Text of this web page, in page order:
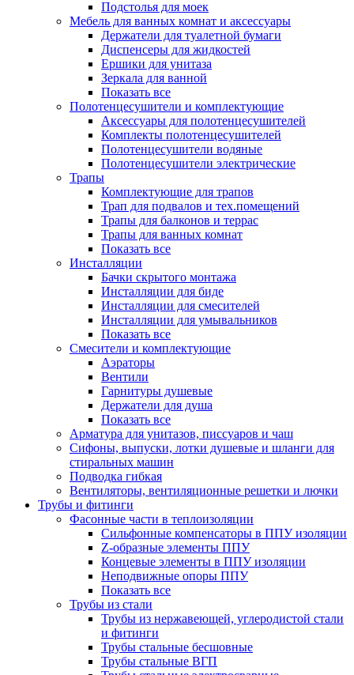
Подстолья для моек
Мебель для ванных комнат и аксессуары
Держатели для туалетной бумаги
Диспенсеры для жидкостей
Ершики для унитаза
Зеркала для ванной
Показать все
Полотенцесушители и комплектующие
Аксессуары для полотенцесушителей
Комплекты полотенцесушителей
Полотенцесушители водяные
Полотенцесушители электрические
Трапы
Комплектующие для трапов
Трап для подвалов и тех.помещений
Трапы для балконов и террас
Трапы для ванных комнат
Показать все
Инсталляции
Бачки скрытого монтажа
Инсталляции для биде
Инсталляции для смесителей
Инсталляции для умывальников
Показать все
Смесители и комплектующие
Аэраторы
Вентили
Гарнитуры душевые
Держатели для душа
Показать все
Арматура для унитазов, писсуаров и чаш
Сифоны, выпуски, лотки душевые и шланги для
стиральных машин
Подводка гибкая
Вентиляторы, вентиляционные решетки и лючки
Трубы и фитинги
Фасонные части в теплоизоляции
Cильфонные компенсаторы в ППУ изоляции
Z-образные элементы ППУ
Концевые элементы в ППУ изоляции
Неподвижные опоры ППУ
Показать все
Трубы из стали
Трубы из нержавеющей, углеродистой стали
и фитинги
Трубы стальные бесшовные
Трубы стальные ВГП